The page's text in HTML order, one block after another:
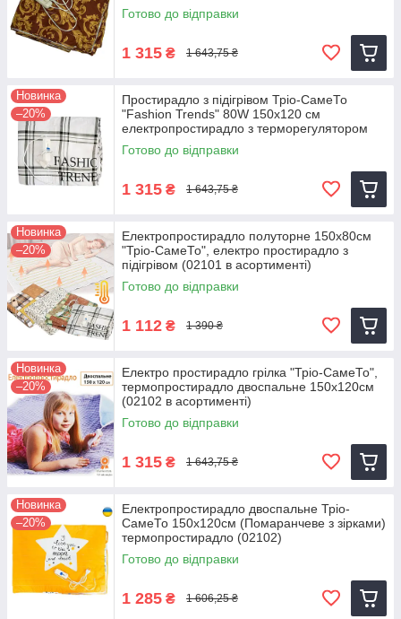
Готово до відправки
1 315 ₴ 1 643,75 ₴
Новинка
–20%
Простирадло з підігрівом Тріо-СамеТо
"Fashion Trends" 80W 150х120 см
електропростирадло з терморегулятором
Готово до відправки
1 315 ₴ 1 643,75 ₴
Новинка
–20%
Електропростирадло полуторне 150х80см
"Тріо-СамеТо", електро простирадло з
підігрівом (02101 в асортименті)
Готово до відправки
1 112 ₴ 1 390 ₴
Новинка
–20%
Електро простирадло грілка "Тріо-СамеТо",
термопростирадло двоспальне 150х120см
(02102 в асортименті)
Готово до відправки
1 315 ₴ 1 643,75 ₴
Новинка
–20%
Електропростирадло двоспальне Тріо-
СамеТо 150х120см (Помаранчеве з зірками)
термопростирадло (02102)
Готово до відправки
1 285 ₴ 1 606,25 ₴